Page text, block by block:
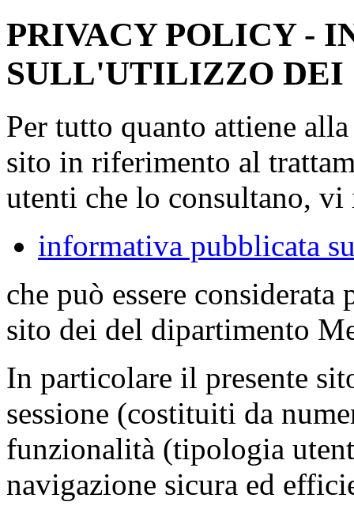
PRIVACY POLICY -
SULL'UTILIZZO DEI
Per tutto quanto attiene
sito in riferimento al
utenti che lo consultano,
informativa pubblicata
che può essere
sito dei del dipartimento
In particolare il presente
sessione (costituiti da
funzionalità (tipologia
navigazione sicura ed